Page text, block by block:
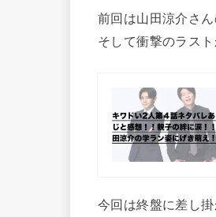
前回は山田涼介さ
そして衝撃のラス
今回は終盤に差し